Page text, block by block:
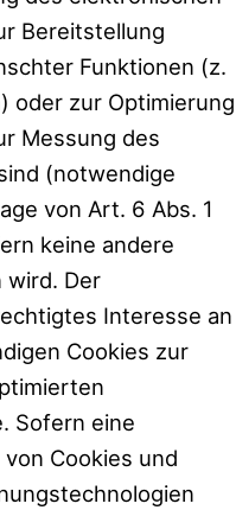
Bereitstellung
Funktionen (z.
oder zur Optimierung
Messung des
(notwendige
von Art. 6 Abs. 1
keine andere
wird. Der
Interesse an
Cookies zur
Sofern eine
Cookies und